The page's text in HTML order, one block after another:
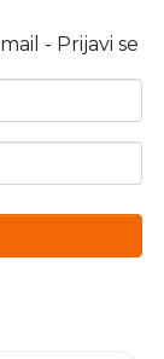
- Prijavi se